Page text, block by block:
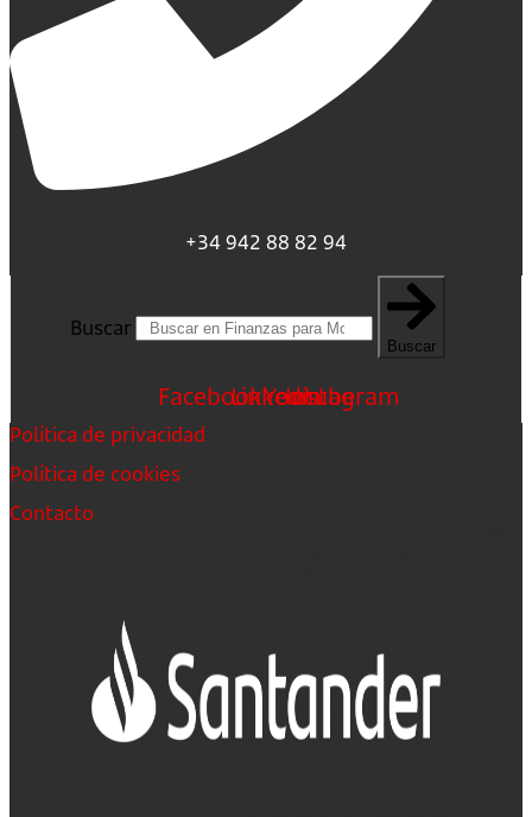
+34 942 88 82 94
Buscar
Buscar
FacebookLinkedin
Youtube
Instagram
Política de privacidad
Política de cookies
Contacto